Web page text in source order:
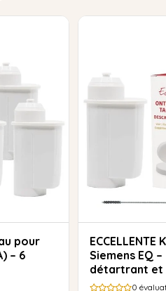
– 6
ECCELLENTE Kit d'entretien pour
Siemens EQ
détartrant et
nettoyage
0